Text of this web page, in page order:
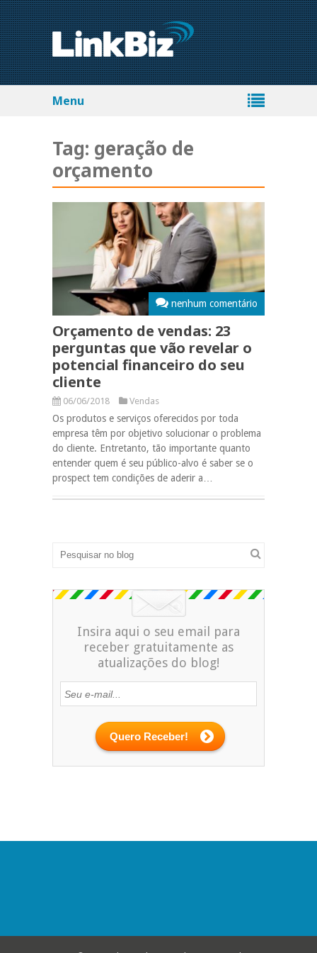
Menu
Tag: geração de
orçamento
nenhum comentário
Orçamento de vendas: 23
perguntas que vão revelar o
potencial financeiro do seu
cliente
06/06/2018 Vendas
Os produtos e serviços oferecidos por toda
empresa têm por objetivo solucionar o problema
do cliente. Entretanto, tão importante quanto
entender quem é seu público-alvo é saber se o
prospect tem condições de aderir a…
Insira aqui o seu email para
receber gratuitamente as
atualizações do blog!